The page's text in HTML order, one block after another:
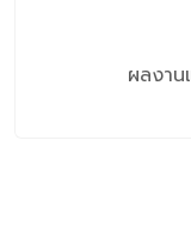
ผลงาน